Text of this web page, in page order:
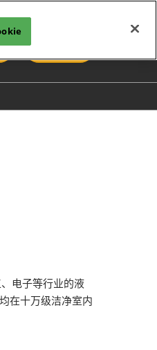
电子等行业的液
在十万级洁净室内